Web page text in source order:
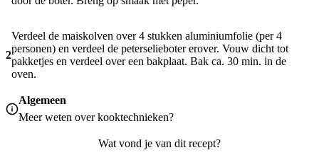
2
Verdeel de maiskolven over 4 stukken aluminiumfolie (per 4
personen) en verdeel de peterselieboter erover. Vouw dicht tot
pakketjes en verdeel over een bakplaat. Bak ca. 30 min. in de
oven.
Algemeen
Meer weten overkooktechnieken?
Wat vond je van dit recept?